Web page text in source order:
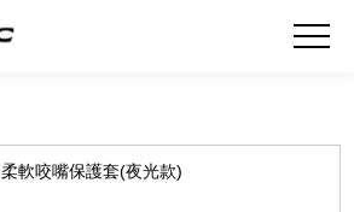
柔軟咬嘴保護套(夜光款)